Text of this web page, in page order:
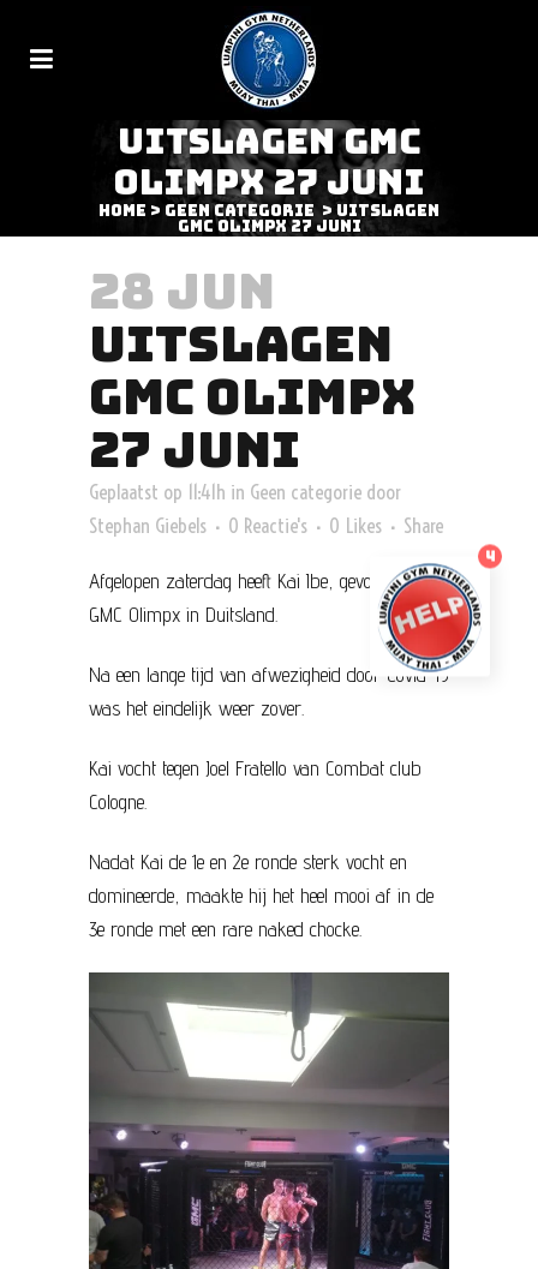
UITSLAGEN GMC
OLIMPX 27 JUNI
Home > Geen categorie > Uitslagen
GMC Olimpx 27 juni
28 JUN
UITSLAGEN
GMC OLIMPX
27 JUNI
Geplaatst op 11:41h in Geen categorie door
Stephan Giebels
0 Reactie's 0 Likes Share
Afgelopen zaterdag heeft Kai Ibe, gevochten op
GMC Olimpx in Duitsland.
Na een lange tijd van afwezigheid door Covid-19
was het eindelijk weer zover.
Kai vocht tegen Joel Fratello van Combat club
Cologne.
Nadat Kai de 1e en 2e ronde sterk vocht en
domineerde, maakte hij het heel mooi af in de
3e ronde met een rare naked chocke.
4